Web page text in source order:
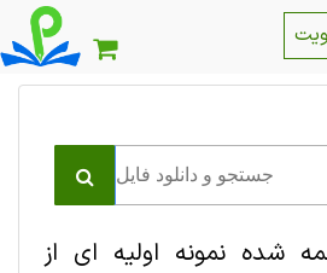
شده نمونه اولیه ای از